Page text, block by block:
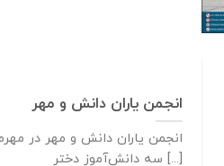
انجمن یاران دانش و مهر
سه دانش‌آموز دختر [...]